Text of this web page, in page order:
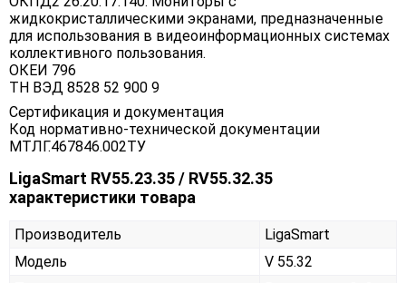
жидкокристаллическими экранами, предназначенные
для использования в видеоинформационных системах
коллективного пользования.
ОКЕИ 796
ТН ВЭД 8528 52 900 9
Сертификация и документация
Код нормативно-технической документации
МТЛГ.467846.002ТУ
LigaSmart RV55.23.35 / RV55.32.35
характеристики товара
Производитель
LigaSmart
Модель
V 55.32